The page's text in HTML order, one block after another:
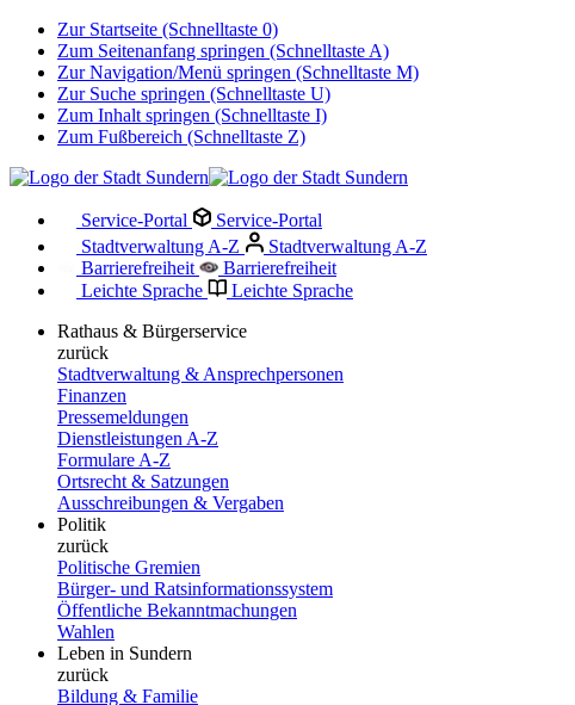
Zur Startseite (Schnelltaste 0)
Zum Seitenanfang springen (Schnelltaste A)
Zur Navigation/Menü springen (Schnelltaste M)
Zur Suche springen (Schnelltaste U)
Zum Inhalt springen (Schnelltaste I)
Zum Fußbereich (Schnelltaste Z)
Service-Portal
Service-Portal
Stadtverwaltung A-Z
Stadtverwaltung A-Z
Barrierefreiheit
Barrierefreiheit
Leichte Sprache
Leichte Sprache
Rathaus & Bürgerservice
zurück
Stadtverwaltung & Ansprechpersonen
Finanzen
Pressemeldungen
Dienstleistungen A-Z
Formulare A-Z
Ortsrecht & Satzungen
Ausschreibungen & Vergaben
Politik
zurück
Politische Gremien
Bürger- und Ratsinformationssystem
Öffentliche Bekanntmachungen
Wahlen
Leben in Sundern
zurück
Bildung & Familie